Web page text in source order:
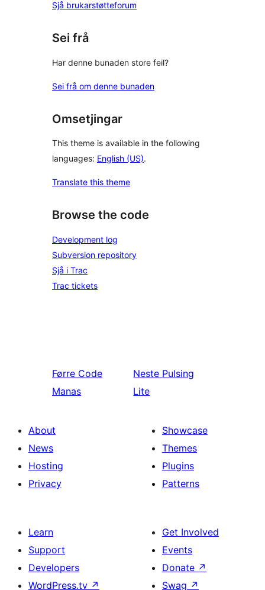
Sjå brukarstøtteforum
Sei frå
Har denne bunaden store feil?
Sei frå om denne bunaden
Omsetjingar
This theme is available in the following
languages: English (US).
Translate this theme
Browse the code
Development log
Subversion repository
Sjå i Trac
Trac tickets
Førre Code
Manas
Neste Pulsing
Lite
About
News
Hosting
Privacy
Showcase
Themes
Plugins
Patterns
Learn
Support
Developers
WordPress.tv ↗
Get Involved
Events
Donate ↗
Swag ↗